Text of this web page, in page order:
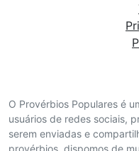
O Provérbios Populares é
usuários de redes sociais,
serem enviadas e
provérbios, dispomos de